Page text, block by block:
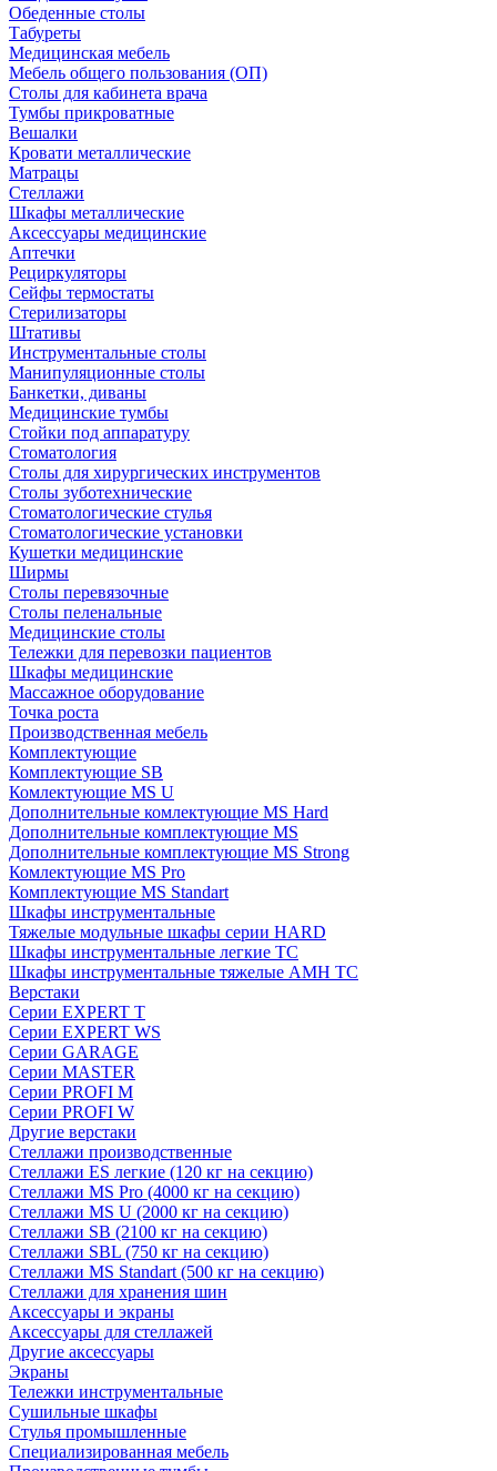
Обеденные столы
Табуреты
Медицинская мебель
Мебель общего пользования (ОП)
Столы для кабинета врача
Тумбы прикроватные
Вешалки
Кровати металлические
Матрацы
Стеллажи
Шкафы металлические
Аксессуары медицинские
Аптечки
Рециркуляторы
Сейфы термостаты
Стерилизаторы
Штативы
Инструментальные столы
Манипуляционные столы
Банкетки, диваны
Медицинские тумбы
Стойки под аппаратуру
Стоматология
Столы для хирургических инструментов
Столы зуботехнические
Стоматологические стулья
Стоматологические установки
Кушетки медицинские
Ширмы
Столы перевязочные
Столы пеленальные
Медицинские столы
Тележки для перевозки пациентов
Шкафы медицинские
Массажное оборудование
Точка роста
Производственная мебель
Комплектующие
Комплектующие SB
Комлектующие MS U
Дополнительные комлектующие MS Hard
Дополнительные комплектующие MS
Дополнительные комплектующие MS Strong
Комлектующие MS Pro
Комплектующие MS Standart
Шкафы инструментальные
Тяжелые модульные шкафы серии HARD
Шкафы инструментальные легкие ТС
Шкафы инструментальные тяжелые AMH TC
Верстаки
Серии EXPERT T
Серии EXPERT WS
Серии GARAGE
Серии MASTER
Серии PROFI M
Серии PROFI W
Другие верстаки
Стеллажи производственные
Стеллажи ES легкие (120 кг на секцию)
Стеллажи MS Pro (4000 кг на секцию)
Стеллажи MS U (2000 кг на секцию)
Стеллажи SB (2100 кг на секцию)
Стеллажи SBL (750 кг на секцию)
Стеллажи MS Standart (500 кг на секцию)
Стеллажи для хранения шин
Аксессуары и экраны
Аксессуары для стеллажей
Другие аксессуары
Экраны
Тележки инструментальные
Сушильные шкафы
Стулья промышленные
Специализированная мебель